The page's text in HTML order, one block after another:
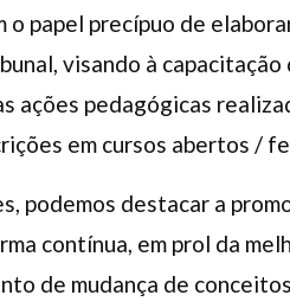
o papel precípuo de
visando à
ações pedagógicas
em cursos abertos /
podemos destacar a
contínua, em prol da
de mudança de